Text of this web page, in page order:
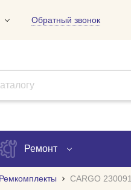
Обратный звонок
Ремонт
Ремкомплекты CARGO 230091